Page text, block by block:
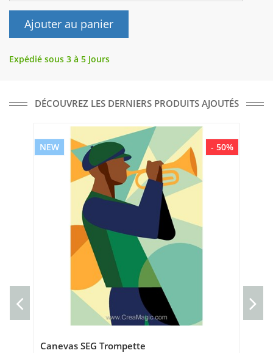
Ajouter au panier
Expédié sous 3 à 5 Jours
DÉCOUVREZ LES DERNIERS PRODUITS AJOUTÉS
- 50%
NEW
Canevas SEG Trompette